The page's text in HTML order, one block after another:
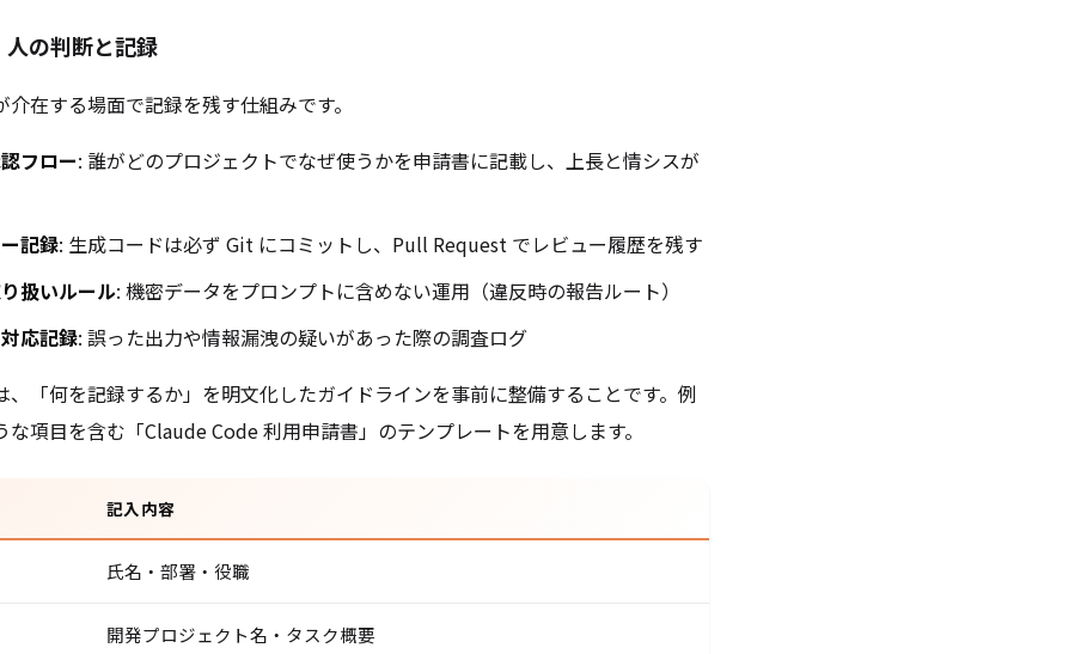
の判断と記録
在する場面で記録を残す仕組みです。
フロー: 誰がどのプロジェクトでなぜ使うかを申請書に記載し、上長と情シスが
記録: 生成コードは必ず Git にコミットし、Pull Request でレビュー履歴を残す
扱いルール: 機密データをプロンプトに含めない運用（違反時の報告ルート）
応記録: 誤った出力や情報漏洩の疑いがあった際の調査ログ
、「何を記録するか」を明文化したガイドラインを事前に整備することです。例
な項目を含む「Claude Code 利用申請書」のテンプレートを用意します。
記入内容
氏名・部署・役職
開発プロジェクト名・タスク概要